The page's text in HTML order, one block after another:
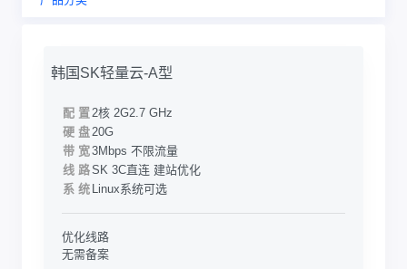
韩国SK轻量云-A型
配 置2核 2G2.7 GHz
硬 盘20G
带 宽3Mbps 不限流量
线 路SK 3C直连 建站优化
系 统 Linux系统可选
优化线路
无需备案